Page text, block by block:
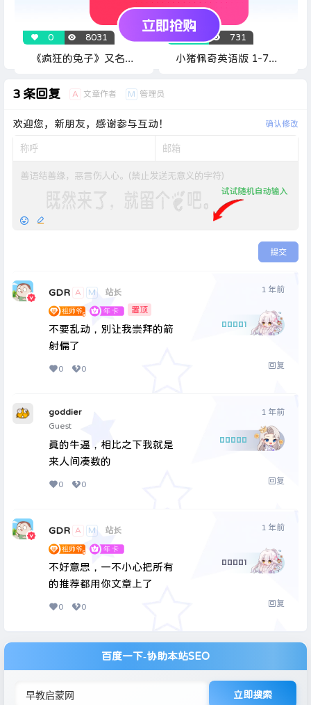
0 8031
《疯狂的兔子》又名疯
731
小猪佩奇英语版 1-7季
3 条回复 A 文章作者 M 管理员
欢迎您，新朋友，感谢参与互动！ 确认修改
提交
GDR A M 站长
置顶
1 年前
00001
不要乱动，别让我崇拜的箭
射偏了
0 0 回复
goddier
Guest
1 年前
00000
真的牛逼，相比之下我就是
来人间凑数的
0 0 回复
GDR A M 站长 1 年前
00001
不好意思，一不小心把所有
的推荐都用你文章上了
0 0 回复
百度一下-协助本站SEO
立即搜索